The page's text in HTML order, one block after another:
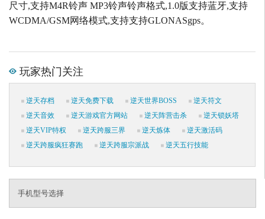
尺寸,支持M4R铃声 MP3铃声铃声格式,1.0版支持蓝牙,支持
WCDMA/GSM网络模式,支持支持GLONASgps。
玩家热门关注
逆天存档 逆天免费下载 逆天世界BOSS
逆天符文
逆天音效
逆天游戏官方网站 逆天阵营击杀
逆天锁妖塔
逆天VIP特权
逆天跨服三界 逆天炼体
逆天激活码
逆天跨服疯狂赛跑
逆天跨服宗派战 逆天五行技能
手机型号选择